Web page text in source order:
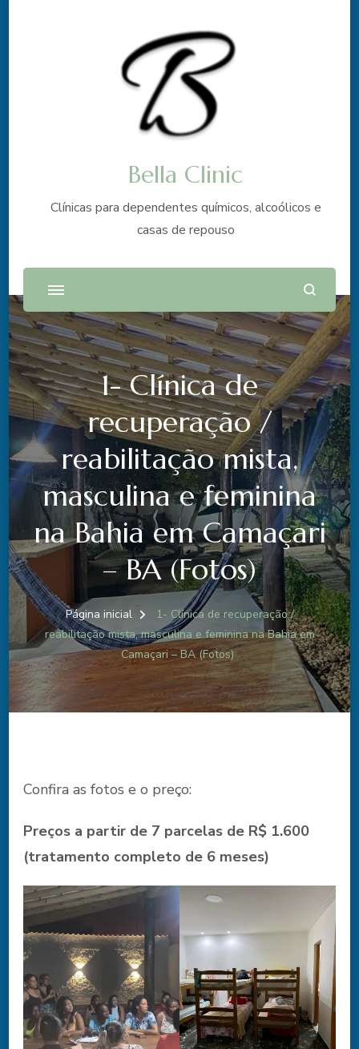
Bella Clinic
Clínicas para dependentes químicos, alcoólicos e
casas de repouso
1- Clínica de
recuperação /
reabilitação mista,
masculina e feminina
na Bahia em Camaçari
– BA (Fotos)
Página inicial
1- Clínica de recuperação /
reabilitação mista, masculina e feminina na Bahia em
Camaçari – BA (Fotos)
Confira as fotos e o preço:
Preços a partir de 7 parcelas de R$ 1.600
(tratamento completo de 6 meses)